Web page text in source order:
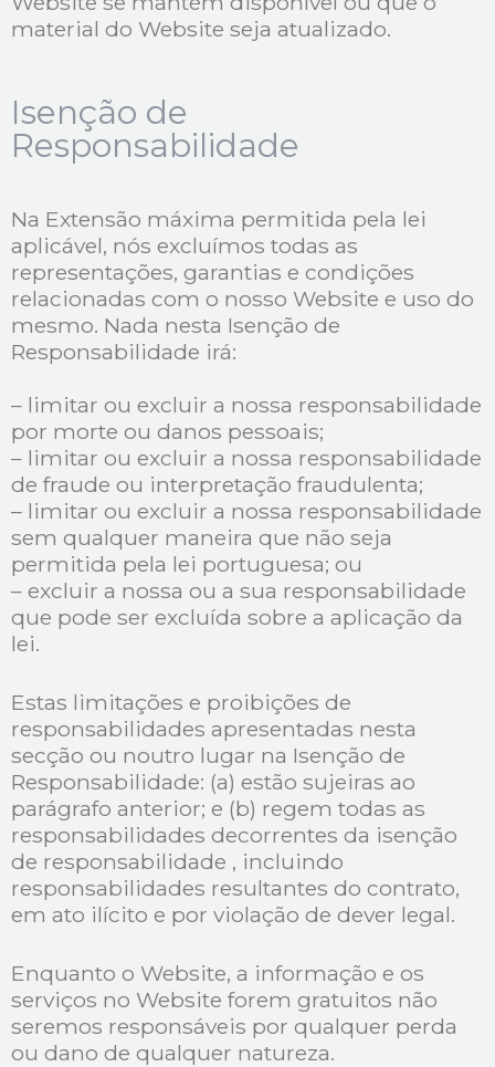
material do Website seja atualizado.
Isenção de
Responsabilidade
Na Extensão máxima permitida pela lei
aplicável, nós excluímos todas as
representações, garantias e condições
relacionadas com o nosso Website e uso do
mesmo. Nada nesta Isenção de
Responsabilidade irá:
– limitar ou excluir a nossa responsabilidade
por morte ou danos pessoais;
– limitar ou excluir a nossa responsabilidade
de fraude ou interpretação fraudulenta;
– limitar ou excluir a nossa responsabilidade
sem qualquer maneira que não seja
permitida pela lei portuguesa; ou
– excluir a nossa ou a sua responsabilidade
que pode ser excluída sobre a aplicação da
lei.
Estas limitações e proibições de
responsabilidades apresentadas nesta
secção ou noutro lugar na Isenção de
Responsabilidade: (a) estão sujeiras ao
parágrafo anterior; e (b) regem todas as
responsabilidades decorrentes da isenção
de responsabilidade , incluindo
responsabilidades resultantes do contrato,
em ato ilícito e por violação de dever legal.
Enquanto o Website, a informação e os
serviços no Website forem gratuitos não
seremos responsáveis por qualquer perda
ou dano de qualquer natureza.